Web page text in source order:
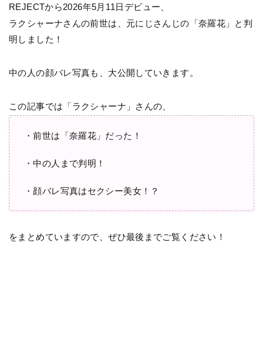
REJECTから2026年5月11日デビュー、
ラクシャーナさんの前世は、元にじさんじの「奈羅花」と判
明しました！
中の人の顔バレ写真も、大公開していきます。
この記事では「ラクシャーナ」さんの、
・前世は「奈羅花」だった！
・中の人まで判明！
・顔バレ写真はセクシー美女！？
をまとめていますので、ぜひ最後までご覧ください！